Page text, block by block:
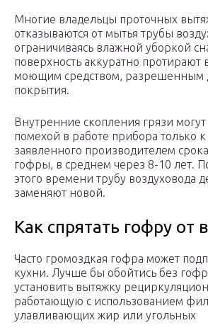
Многие владельцы проточных
отказываются от мытья трубы
ограничиваясь влажной уборкой
поверхность аккуратно протирают
моющим средством, разрешенным
покрытия.
Внутренние скопления грязи могут
помехой в работе прибора только
заявленного производителем
гофры, в среднем через 8-10 лет.
этого времени трубу воздуховода
заменяют новой.
Как спрятать гофру от
Часто громоздкая гофра может
кухни. Лучше бы обойтись без
установить вытяжку
работающую с использованием
улавливающих жир или угольных